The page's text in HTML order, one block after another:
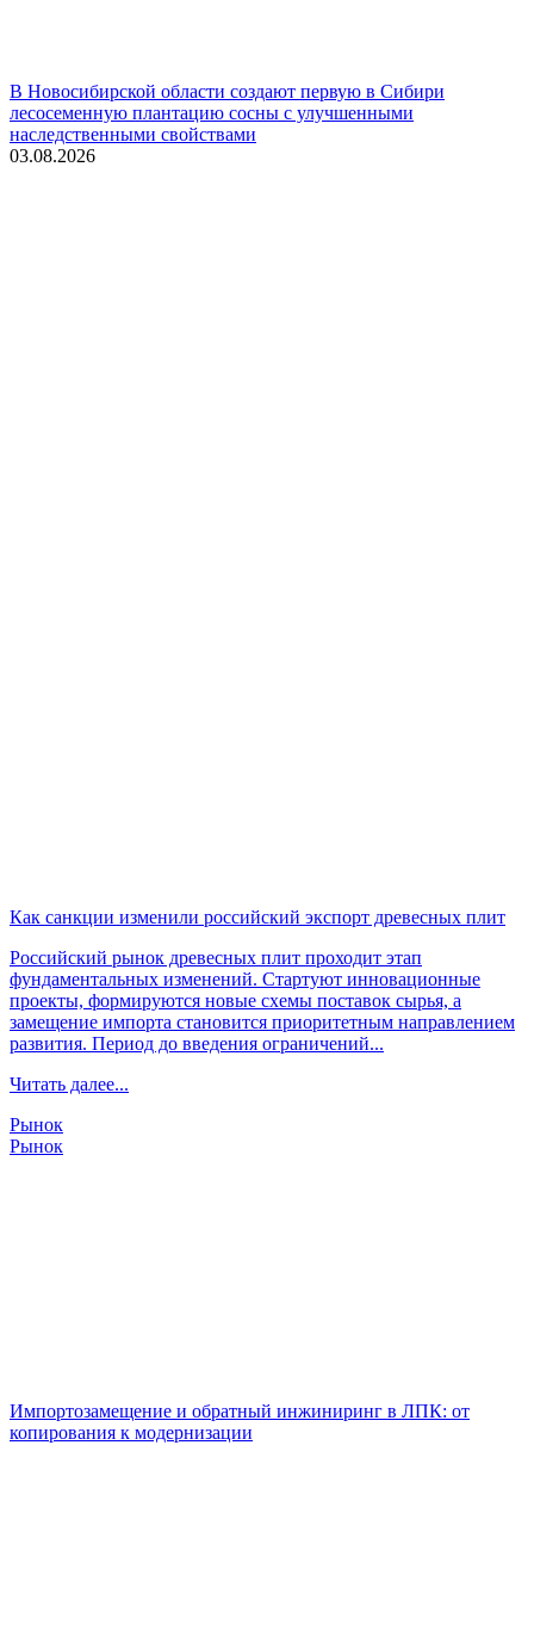
В Новосибирской области создают первую в Сибири
лесосеменную плантацию сосны с улучшенными
наследственными свойствами
03.08.2026
Как санкции изменили российский экспорт древесных плит
Российский рынок древесных плит проходит этап
фундаментальных изменений. Стартуют инновационные
проекты, формируются новые схемы поставок сырья, а
замещение импорта становится приоритетным направлением
развития. Период до введения ограничений...
Читать далее...
Рынок
Рынок
Импортозамещение и обратный инжиниринг в ЛПК: от
копирования к модернизации